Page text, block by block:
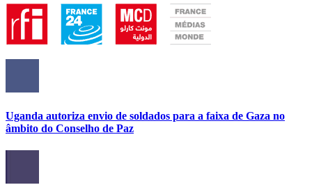
Uganda autoriza envio de soldados para a faixa de Gaza no
âmbito do Conselho de Paz